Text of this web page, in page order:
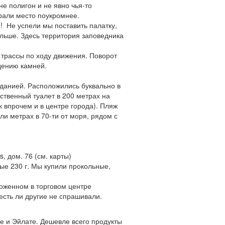
полигон и не явно чья-то
место поукромнее.
Не успели мы поставить палатку,
Здесь территория заповедника
по ходу движения. Поворот
камней.
Расположились буквально в
туалет в 200 метрах на
впрочем и в центре города). Пляж
метрах в 70-ти от моря, рядом с
дом. 76 (см. карты)
230 г. Мы купили прокольные,
в торговом центре
ли другие не спрашивали.
Эйлате. Дешевле всего продукты